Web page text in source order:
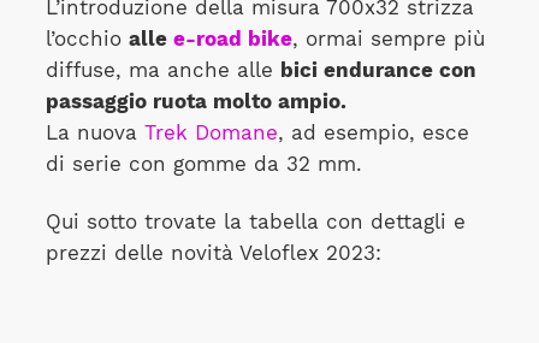
L’introduzione della misura 700x32 strizza
l’occhio alle e-road bike, ormai sempre più
diffuse, ma anche alle bici endurance con
passaggio ruota molto ampio.
La nuova Trek Domane, ad esempio, esce
di serie con gomme da 32 mm.
Qui sotto trovate la tabella con dettagli e
prezzi delle novità Veloflex 2023: